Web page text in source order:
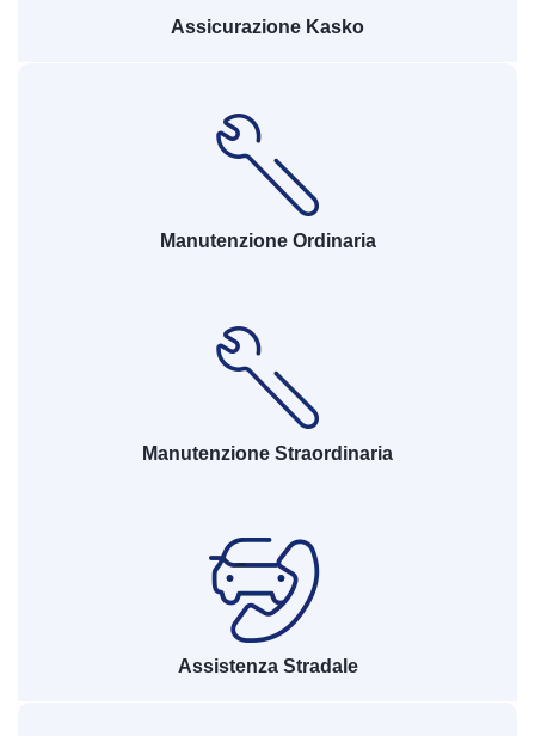
Assicurazione Kasko
Manutenzione Ordinaria
Manutenzione Straordinaria
Assistenza Stradale